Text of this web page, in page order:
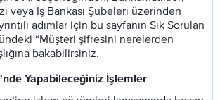
veya İş Bankası Şubeleri üzerinden
adımlar için bu sayfanın Sık Sorulan
“Müşteri şifresini nerelerden
bakabilirsiniz.
Yapabileceğiniz İşlemler